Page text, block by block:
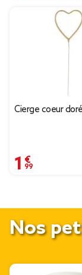
Cierge coeur doré
1,99 €
Nos